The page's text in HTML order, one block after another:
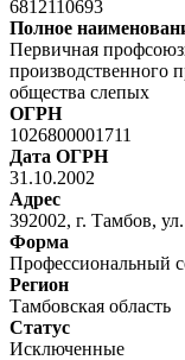
6812110693
Полное
Первичная
производственного
общества слепых
ОГРН
1026800001711
Дата ОГРН
31.10.2002
Адрес
392002, г. Тамбов,
Форма
Профессиональный
Регион
Тамбовская область
Статус
Исключенные